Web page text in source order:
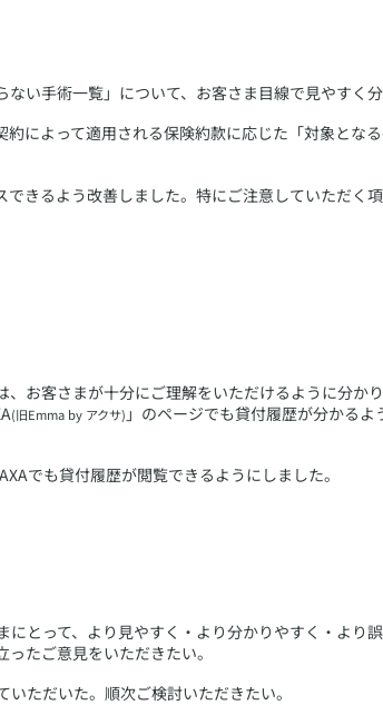
い手術一覧」について、お客さま目線で見やすく
によって適用される保険約款に応じた「対象とな
きるよう改善しました。特にご注意していただく
お客さまが十分にご理解をいただけるように分か
(旧Emma by アクサ) 」のページでも貸付履歴が分かる
でも貸付履歴が閲覧できるようにしました。
とって、より見やすく・より分かりやすく・より
たご意見をいただきたい。
ただいた。順次ご検討いただきたい。